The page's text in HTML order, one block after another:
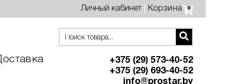
Личный кабинет Корзина 0
+375 (29) 573-40-52
+375 (29) 693-40-52
info@prostar.by